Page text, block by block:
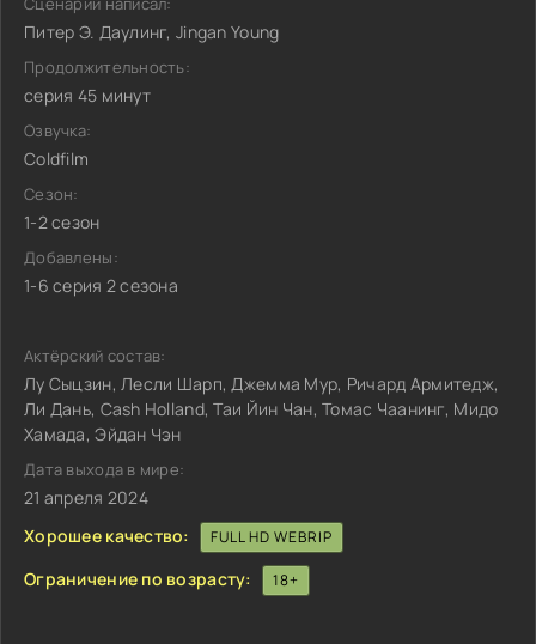
Питер Э. Даулинг, Jingan Young
Продолжительность:
серия 45 минут
Озвучка:
Coldfilm
Сезон:
1-2 сезон
Добавлены:
1-6 серия 2 сезона
Актёрский состав:
Лу Сыцзин, Лесли Шарп, Джемма Мур, Ричард Армитедж,
Ли Дань, Cash Holland, Таи Йин Чан, Томас Чаанинг, Мидо
Хамада, Эйдан Чэн
Дата выхода в мире:
21 апреля 2024
Хорошее качество:
FULL HD WEBRIP
Ограничение по возрасту: 18+